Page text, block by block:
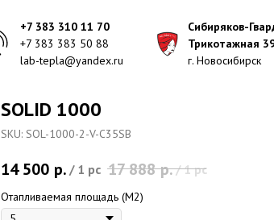
+7 383 310 11 70
+7 383 383 50 88
lab-tepla@yandex.ru
Сибиряков-
Трикотажная
г. Новосибирск
SOLID 1000
SKU: SOL-1000-2-V-C35SB
14 500 р. / 1 pc 17 888 р./1 pc
Отапливаемая площадь (M2)